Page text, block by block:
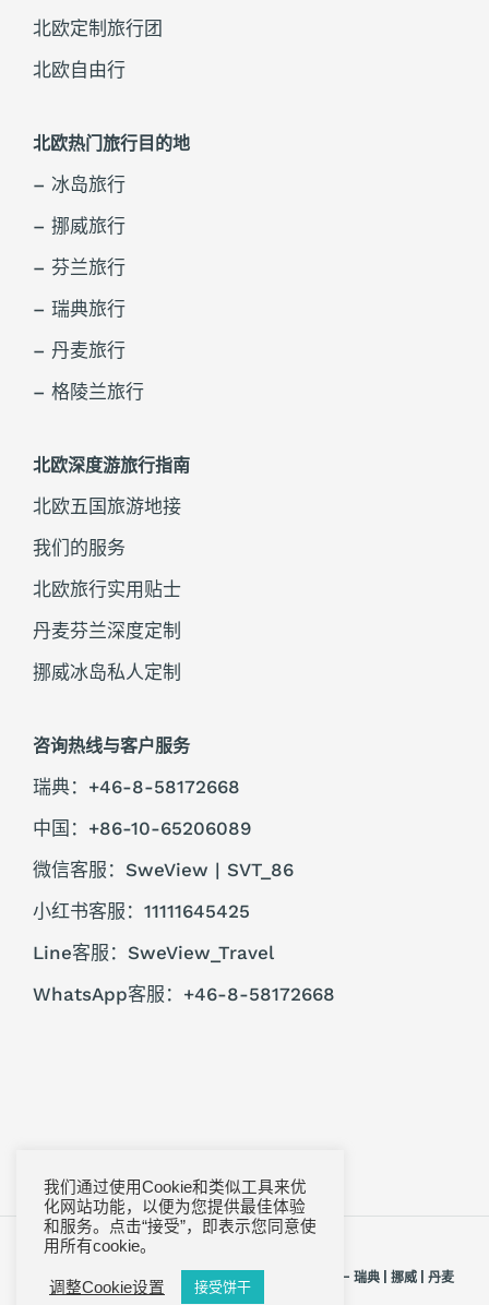
北欧定制旅行团
北欧自由行
北欧热门旅行目的地
– 冰岛旅行
– 挪威旅行
– 芬兰旅行
– 瑞典旅行
– 丹麦旅行
– 格陵兰旅行
北欧深度游旅行指南
北欧五国旅游地接
我们的服务
北欧旅行实用贴士
丹麦芬兰深度定制
挪威冰岛私人定制
咨询热线与客户服务
瑞典：+46-8-58172668
中国：+86-10-65206089
微信客服：SweView | SVT_86
小红书客服：11111645425
Line客服：SweView_Travel
WhatsApp客服：+46-8-58172668
首页 隐私政策
© 2005, 2026 SweView Travel - 北欧瑞景旅行社 - 瑞典 | 挪威 | 丹麦
| 芬兰 | 冰岛 | 格陵兰
我们通过使用Cookie和类似工具来优
化网站功能，以便为您提供最佳体验
和服务。点击“接受”，即表示您同意使
用所有cookie。
调整Cookie设置 接受饼干